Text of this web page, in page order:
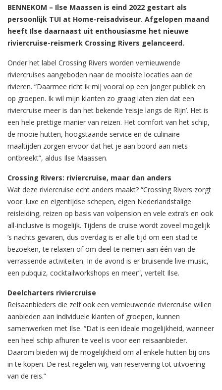
BENNEKOM – Ilse Maassen is eind 2022 gestart als
persoonlijk TUI at Home-reisadviseur. Afgelopen maand
heeft Ilse daarnaast uit enthousiasme het nieuwe
riviercruise-reismerk Crossing Rivers gelanceerd.
Onder het label Crossing Rivers worden vernieuwende
riviercruises aangeboden naar de mooiste locaties aan de
rivieren. “Daarmee richt ik mij vooral op een jonger publiek en
op groepen. Ik wil mijn klanten zo graag laten zien dat een
riviercruise meer is dan het bekende ‘reisje langs de Rijn’. Het is
een hele prettige manier van reizen. Het comfort van het schip,
de mooie hutten, hoogstaande service en de culinaire
maaltijden zorgen ervoor dat het je aan boord aan niets
ontbreekt”, aldus Ilse Maassen.
Crossing Rivers: riviercruise, maar dan anders
Wat deze riviercruise echt anders maakt? “Crossing Rivers zorgt
voor: luxe en eigentijdse schepen, eigen Nederlandstalige
reisleiding, reizen op basis van volpension en vele extra’s en ook
all-inclusive is mogelijk. Tijdens de cruise wordt zoveel mogelijk
‘s nachts gevaren, dus overdag is er alle tijd om een stad te
bezoeken, te relaxen of om deel te nemen aan één van de
verrassende activiteiten. In de avond is er bruisende live-music,
een pubquiz, cocktailworkshops en meer”, vertelt Ilse.
Deelcharters riviercruise
Reisaanbieders die zelf ook een vernieuwende riviercruise willen
aanbieden aan individuele klanten of groepen, kunnen
samenwerken met Ilse. “Dat is een ideale mogelijkheid, wanneer
een heel schip afhuren te veel is voor een reisaanbieder.
Daarom bieden wij de mogelijkheid om al enkele hutten bij ons
in te kopen. De rest regelen wij, van reservering tot uitvoering
van de reis.”